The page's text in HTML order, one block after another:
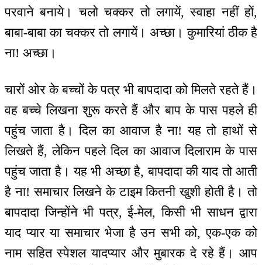
परवाने बनाये। चलो चक्कर तो लगायें, स्वाहा नहीं हों,
बाबा-बाबा का चक्कर तो लगायें। अच्छा। कुमारियां ठीक है
ना! अच्छा।
चारों ओर के बच्चों के पत्र भी बापदादा को मिलते रहते हैं।
वह बच्चे लिखना शुरू करते हैं और बाप के पास पहले ही
पहुंच जाता है। दिल का आवाज है ना! यह तो हाथों से
लिखते हैं, लेकिन पहले दिल का आवाज दिलाराम के पास
पहुंच जाता है। यह भी अच्छा है, बापदादा की याद तो आती
है ना! समाचार लिखने के टाइम कितनी खुशी होती है। तो
बापदादा जिन्होंने भी पत्र, ई-मेल, किसी भी साधन द्वारा
याद प्यार या समाचार भेजा है उन सभी को, एक-एक को
नाम सहित स्पेशल यादप्यार और मुबारक दे रहे हैं। आप